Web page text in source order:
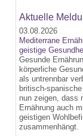
Aktuelle
03.08.2026
Mediterrane
geistige
Gesunde
körperliche
als untrennbar
britisch-
nun zeigen, dass
Ernährung auch
geistigen
zusammenhängt.